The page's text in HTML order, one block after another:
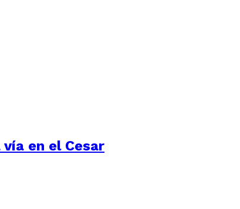
en el Cesar